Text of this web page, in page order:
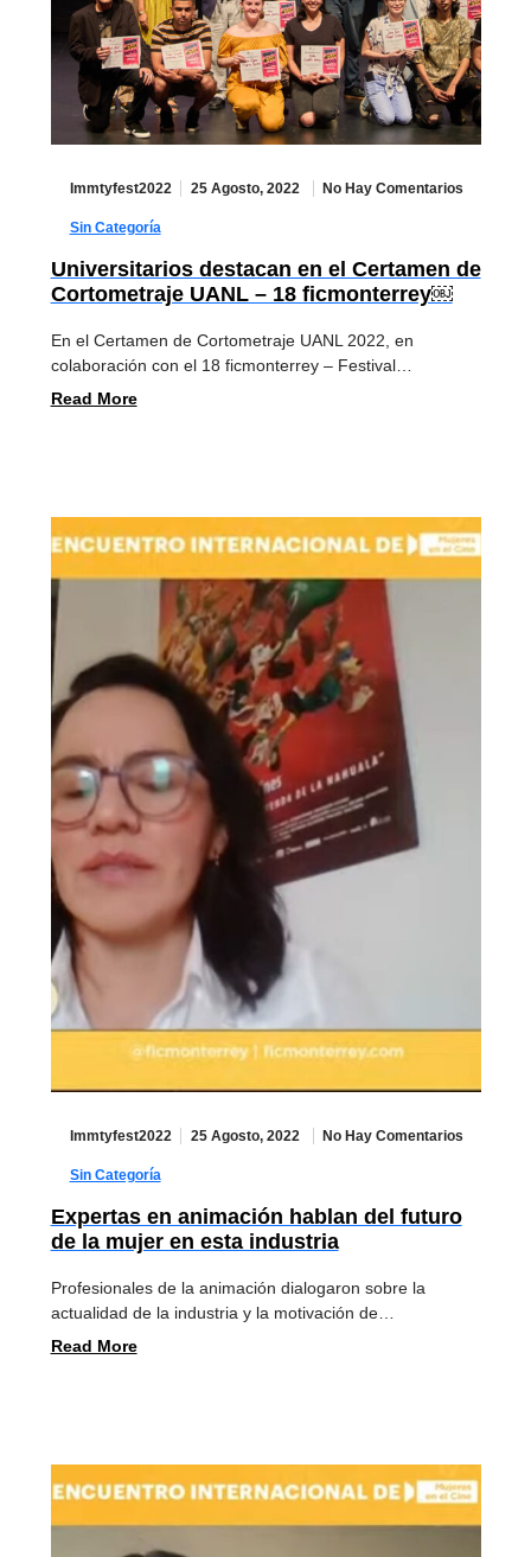
Immtyfest2022 25 Agosto, 2022 No Hay Comentarios
Sin Categoría
Universitarios destacan en el Certamen de
Cortometraje UANL – 18 ficmonterrey￼
En el Certamen de Cortometraje UANL 2022, en
colaboración con el 18 ficmonterrey – Festival…
Read More
Immtyfest2022 25 Agosto, 2022 No Hay Comentarios
Sin Categoría
Expertas en animación hablan del futuro
de la mujer en esta industria
Profesionales de la animación dialogaron sobre la
actualidad de la industria y la motivación de…
Read More